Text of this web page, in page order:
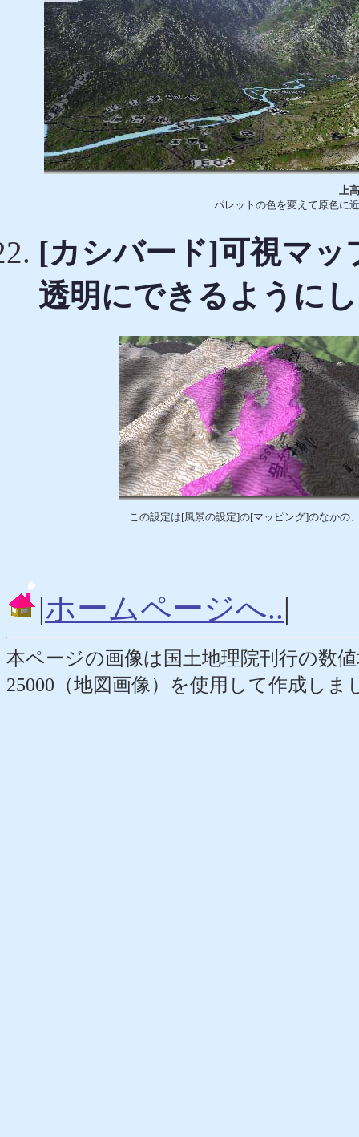
上
パレットの色を変えて原色に
[カシバード]可視マ
透明にできるように
この設定は[風景の設定]の[マッピング]のなかの
|ホームページへ..|
本ページの画像は国土地理院刊行の数
25000（地図画像）を使用して作成しま